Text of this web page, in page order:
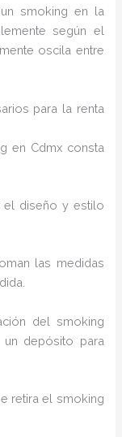
smoking en la
según el
oscila entre
para la renta
en Cdmx consta
diseño y estilo
las medidas
del smoking
un depósito para
retira el smoking